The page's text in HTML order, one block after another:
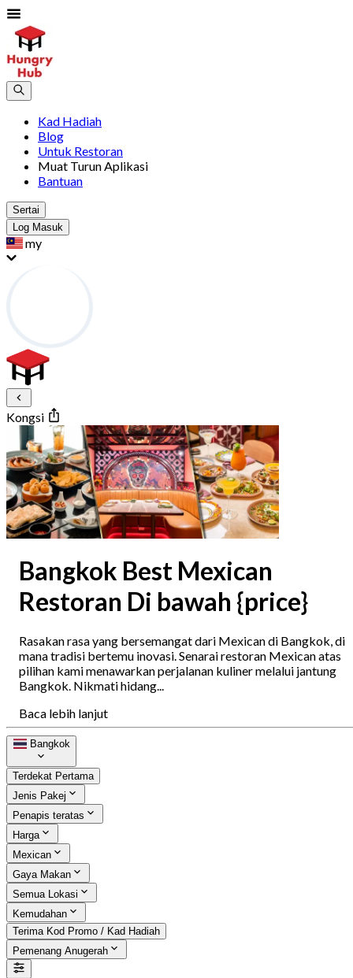
Kad Hadiah
Blog
Untuk Restoran
Muat Turun Aplikasi
Bantuan
Sertai
Log Masuk
my
Kongsi
Bangkok Best Mexican
Restoran Di bawah {price}
Rasakan rasa yang bersemangat dari Mexican di Bangkok, di
mana tradisi bertemu inovasi. Senarai restoran Mexican atas
pilihan kami menawarkan perjalanan kuliner melalui jantung
Bangkok. Nikmati hidang...
Baca lebih lanjut
Bangkok
Terdekat Pertama
Jenis Pakej
Penapis teratas
Harga
Mexican
Gaya Makan
Semua Lokasi
Kemudahan
Terima Kod Promo / Kad Hadiah
Pemenang Anugerah